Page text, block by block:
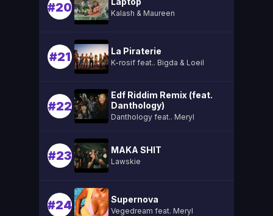
#20 Kalash & Maureen
#21 La Piraterie
K-rosif feat.. Bigda & Loeil
#22
Edf Riddim Remix (feat.
Danthology)
Danthology feat.. Meryl
#23 MAKA SHIT
Lawskie
#24 Supernova
Vegedream feat. Meryl